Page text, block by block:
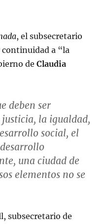
, el subsecretario
continuidad a “la
de Claudia
deben ser
la igualdad,
social, el
una ciudad de
elementos no se
subsecretario de